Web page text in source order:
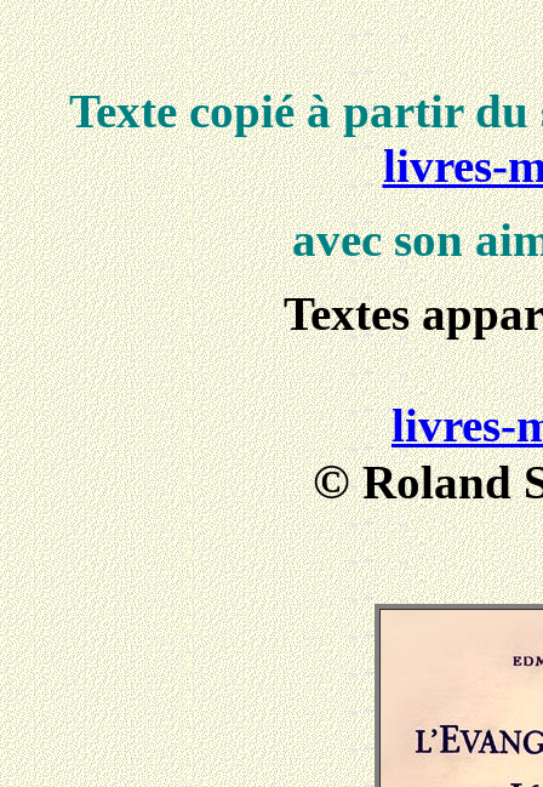
Texte copié à partir
livres-
avec son
Textes
livres-
©Roland